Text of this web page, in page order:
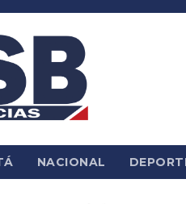
NACIONAL